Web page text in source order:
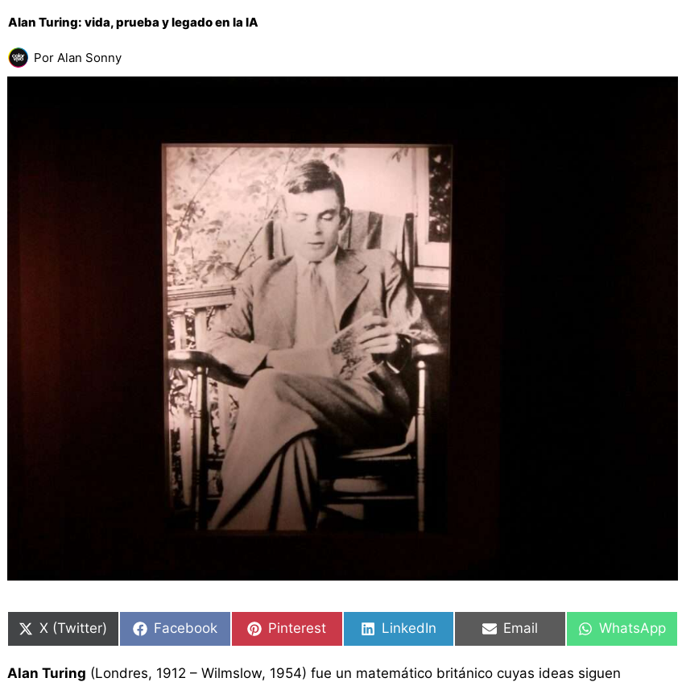
Alan Turing: vida, prueba y legado en la IA
Por Alan Sonny
en
X (Twitter)
en
Facebook
en
Pinterest
en
LinkedIn
en
Email
en
WhatsApp
Alan Turing (Londres, 1912 – Wilmslow, 1954) fue un matemático británico cuyas ideas siguen
en
en
en
en
en
en